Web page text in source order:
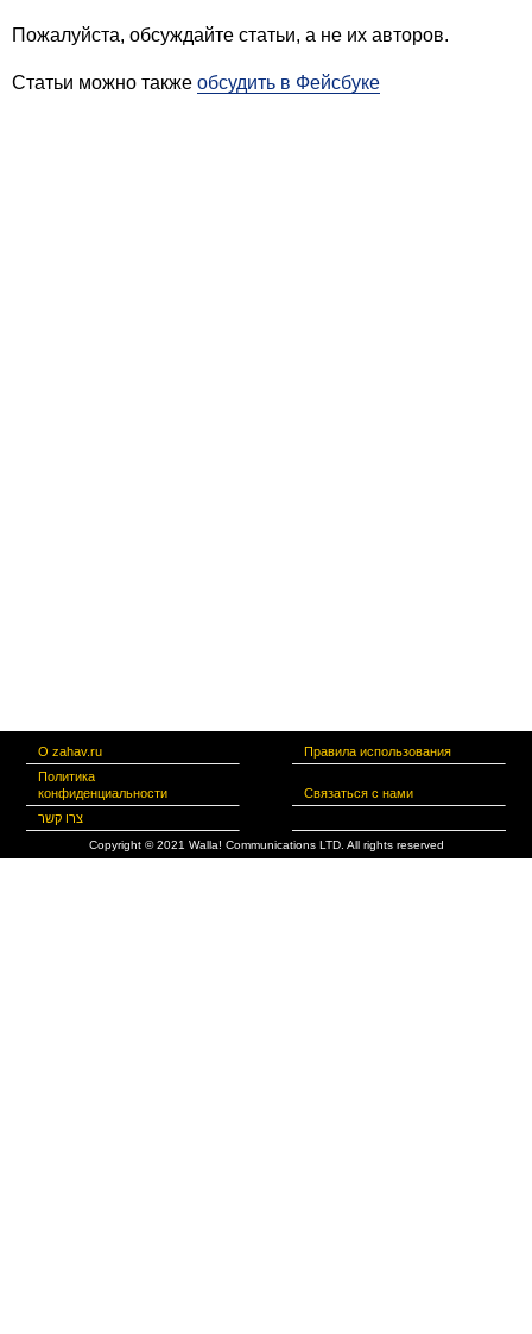
Пожалуйста, обсуждайте статьи, а не их авторов.
Статьи можно также обсудить в Фейсбуке
О zahav.ru
Правила использования
Политика
конфиденциальности
Связаться с нами
צרו קשר
Copyright © 2021 Walla! Communications LTD. All rights reserved